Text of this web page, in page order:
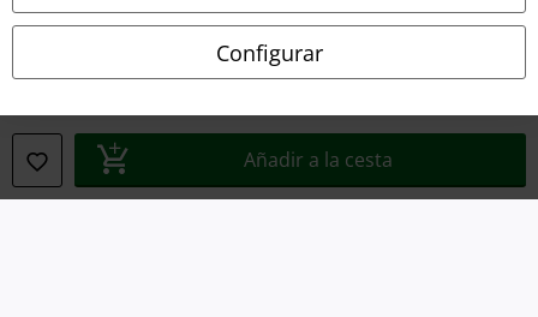
Configurar
Añadir a la cesta
Información sobre accesibilidad
Configuración Cookies
Cancelar pedido